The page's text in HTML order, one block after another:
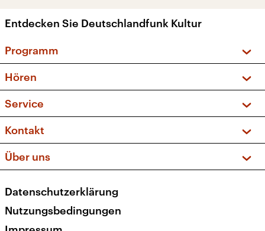
Entdecken Sie Deutschlandfunk Kultur
Programm
Sendungen und Podcasts
Musikliste
Kakadu – Das Kinderprogramm
Hören
Frequenzen (UKW + DAB+)
Service
FAQ
Apps
Newsletter
Veranstaltungen
Kontakt
Social Media
Über uns
Presse
Karriere
Datenschutzerklärung
Nutzungsbedingungen